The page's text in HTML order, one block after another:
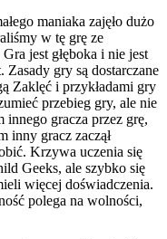
maniaka zajęło dużo
w tę grę ze
jest głęboka i nie jest
gry są dostarczane
Zaklęć i przykładami gry
przebieg gry, ale nie
innego gracza przez grę,
inny gracz zaczął
Krzywa uczenia się
Geeks, ale szybko się
więcej doświadczenia.
polega na wolności,